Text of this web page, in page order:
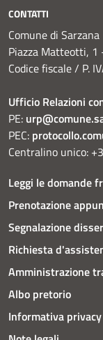
CONTATTI
Comune di Sarzana
Piazza Matteotti, 1
Codice fiscale / P.
Ufficio Relazioni
PE:
PEC:
Centralino unico:
Leggi le domande
Prenotazione
Segnalazione
Richiesta
Amministrazione
Albo pretorio
Informativa privacy